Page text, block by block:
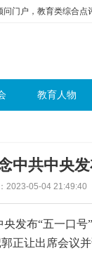
门户，教育类综合点
教育人物
中共中央
2023-05-04 21:49:40
发布“五一口
正让出席会议